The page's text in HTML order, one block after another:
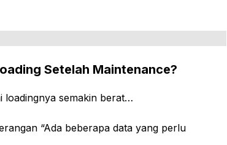
Setelah Maintenance?
loadingnya semakin berat…
“Ada beberapa data yang perlu